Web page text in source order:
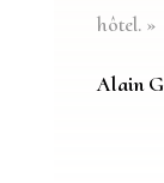
hôtel. »
Alain